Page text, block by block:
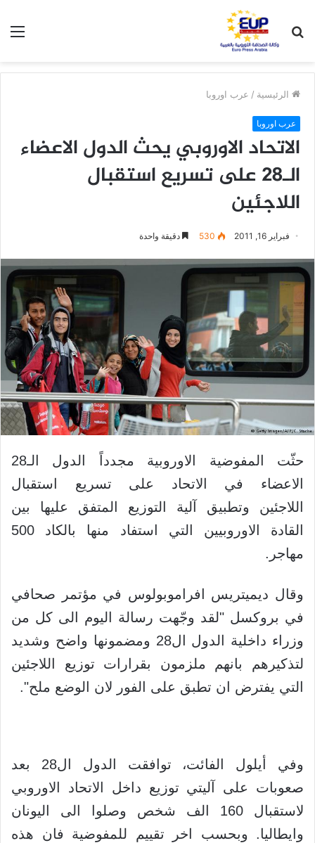
عن
الرئيسية / عرب اوروبا
عرب اوروبا
الاتحاد الاوروبي يحث الدول الاعضاء
الـ28 على تسريع استقبال
اللاجئين
فبراير 16, 2011 530 دقيقة واحدة
حثّت المفوضية الاوروبية مجدداً الدول الـ28
الاعضاء في الاتحاد على تسريع استقبال
اللاجئين وتطبيق آلية التوزيع المتفق عليها بين
القادة الاوروبيين التي استفاد منها بالكاد 500
مهاجر.
وقال ديميتريس افراموبولوس في مؤتمر صحافي
في بروكسل "لقد وجّهت رسالة اليوم الى كل من
وزراء داخلية الدول ال28 ومضمونها واضح وشديد
لتذكيرهم بانهم ملزمون بقرارات توزيع اللاجئين
التي يفترض ان تطبق على الفور لان الوضع ملح".
وفي أيلول الفائت، توافقت الدول ال28 بعد
صعوبات على آليتي توزيع داخل الاتحاد الاوروبي
لاستقبال 160 الف شخص وصلوا الى اليونان
وايطاليا. وبحسب اخر تقييم للمفوضية فان هذه